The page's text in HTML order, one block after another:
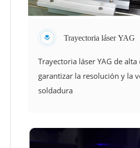
Trayectoria láser YAG
Trayectoria láser YAG de
garantizar la resolución y la
soldadura